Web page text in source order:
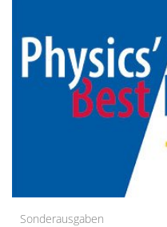
Sonderausgaben